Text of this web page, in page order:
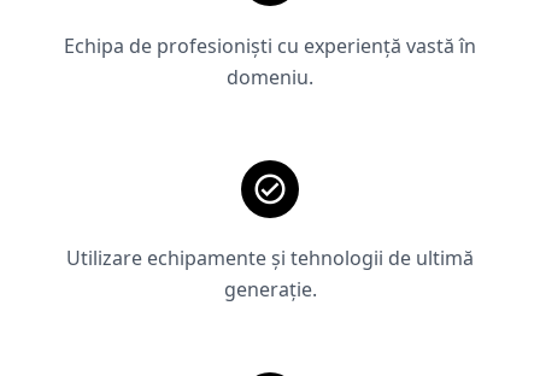
Echipa de profesioniști cu experiență vastă în
domeniu.
Utilizare echipamente și tehnologii de ultimă
generație.